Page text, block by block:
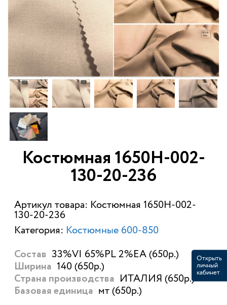
Костюмная 1650Н-002-
130-20-236
Артикул товара: Костюмная 1650Н-002-
130-20-236
Категория: Костюмные 600-850
Состав 33%VI 65%PL 2%EA (650р.)
Ширина 140 (650р.)
Страна производства ИТАЛИЯ (650р.)
Базовая единица мт (650р.)
Открыть
личный
кабинет